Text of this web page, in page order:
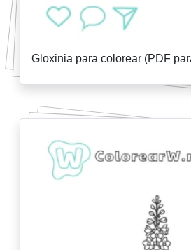
Gloxinia para colorear (PDF